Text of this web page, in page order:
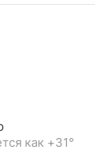
как +31°